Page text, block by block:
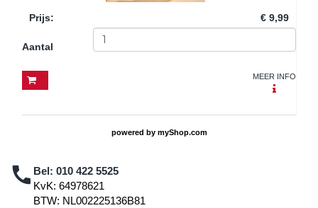
Prijs: € 9,99
Aantal
MEER INFO
powered by myShop.com
Bel: 010 422 5525
KvK: 64978621
BTW: NL002225136B81